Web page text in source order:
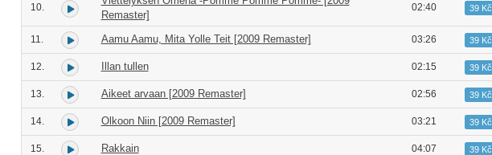
10.
Remaster]
02:40 39 Kč
11. Aamu Aamu, Mita Yolle Teit [2009 Remaster] 03:26 39 Kč
12. Illan tullen 02:15 39 Kč
13. Aikeet arvaan [2009 Remaster] 02:56 39 Kč
14. Olkoon Niin [2009 Remaster] 03:21 39 Kč
15. Rakkain 04:07 39 Kč